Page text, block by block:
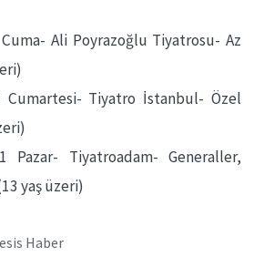
Ali Poyrazoğlu Tiyatrosu- Az
Cumartesi- Tiyatro İstanbul- Özel
Pazar- Tiyatroadam- Generaller,
yaş üzeri)
Haber